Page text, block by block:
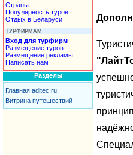
Страны
Популярность туров
Отдых в Беларуси
ТУРФИРМАМ
Вход для турфирм
Размещение туров
Размещение рекламы
Написать нам
Разделы
Главная aditec.ru
Витрина путешествий